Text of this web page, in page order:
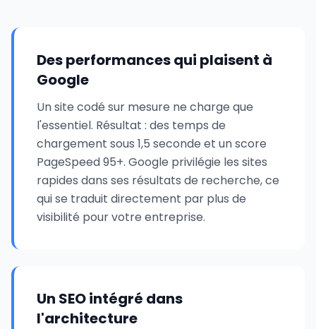
Des performances qui plaisent à
Google
Un site codé sur mesure ne charge que
l'essentiel. Résultat : des temps de
chargement sous 1,5 seconde et un score
PageSpeed 95+. Google privilégie les sites
rapides dans ses résultats de recherche, ce
qui se traduit directement par plus de
visibilité pour votre entreprise.
Un SEO intégré dans
l'architecture